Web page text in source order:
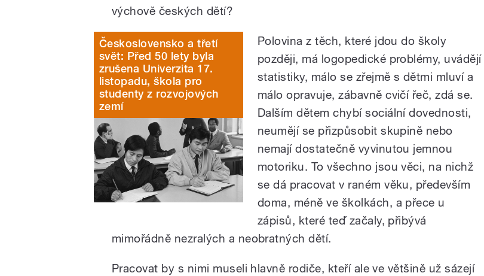
výchově českých dětí?
Československo a třetí
svět: Před 50 lety byla
zrušena Univerzita 17.
listopadu, škola pro
studenty z rozvojových
zemí
Polovina z těch, které jdou do školy
později, má logopedické problémy, uvádějí
statistiky, málo se zřejmě s dětmi mluví a
málo opravuje, zábavně cvičí řeč, zdá se.
Dalším dětem chybí sociální dovednosti,
neumějí se přizpůsobit skupině nebo
nemají dostatečně vyvinutou jemnou
motoriku. To všechno jsou věci, na nichž
se dá pracovat v raném věku, především
doma, méně ve školkách, a přece u
zápisů, které teď začaly, přibývá
mimořádně nezralých a neobratných dětí.
Pracovat by s nimi museli hlavně rodiče, kteří ale ve většině už sázejí